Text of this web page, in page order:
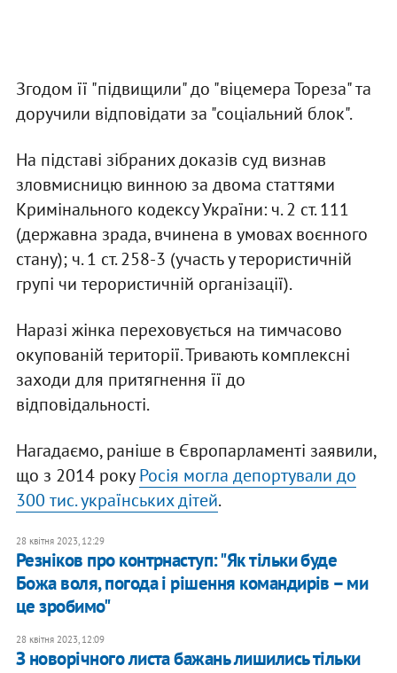
Згодом її "підвищили" до "віцемера Тореза" та
доручили відповідати за "соціальний блок".
На підставі зібраних доказів суд визнав
зловмисницю винною за двома статтями
Кримінального кодексу України: ч. 2 ст. 111
(державна зрада, вчинена в умовах воєнного
стану); ч. 1 ст. 258-3 (участь у терористичній
групі чи терористичній організації).
Наразі жінка переховується на тимчасово
окупованій території. Тривають комплексні
заходи для притягнення її до
відповідальності.
Нагадаємо, раніше в Європарламенті заявили,
що з 2014 рокуРосія могла депортували до
300 тис. українських дітей.
28 квітня 2023, 12:29
Резніков про контрнаступ: "Як тільки буде
Божа воля, погода і рішення командирів – ми
це зробимо"
28 квітня 2023, 12:09
З новорічного листа бажань лишились тільки